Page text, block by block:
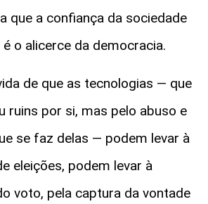
que a confiança da sociedade
o alicerce da democracia.
de que as tecnologias — que
ruins por si, mas pelo abuso e
se faz delas — podem levar à
eleições, podem levar à
voto, pela captura da vontade